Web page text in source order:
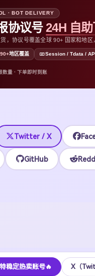
· BOT DELIVERY
协议号24H 自
，协议号覆盖全球 90+ 国家和地
90+地区覆盖 Session / Tdata /
数量 · 下单即时到账
Twitter / X
GitHub
稳定热卖账号🔥 X（